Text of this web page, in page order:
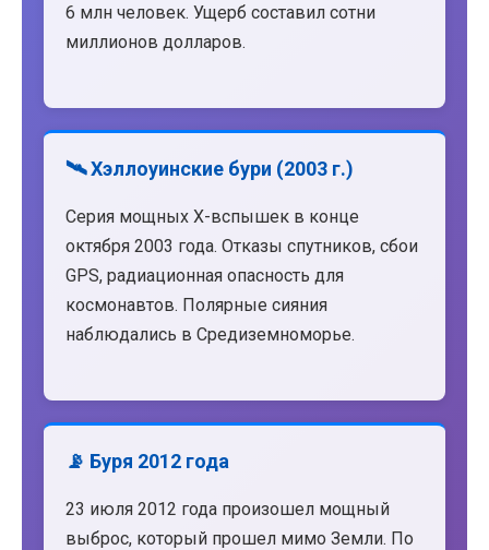
6 млн человек. Ущерб составил сотни
миллионов долларов.
🛰️ Хэллоуинские бури (2003 г.)
Серия мощных X-вспышек в конце
октября 2003 года. Отказы спутников, сбои
GPS, радиационная опасность для
космонавтов. Полярные сияния
наблюдались в Средиземноморье.
📡 Буря 2012 года
23 июля 2012 года произошел мощный
выброс, который прошел мимо Земли. По